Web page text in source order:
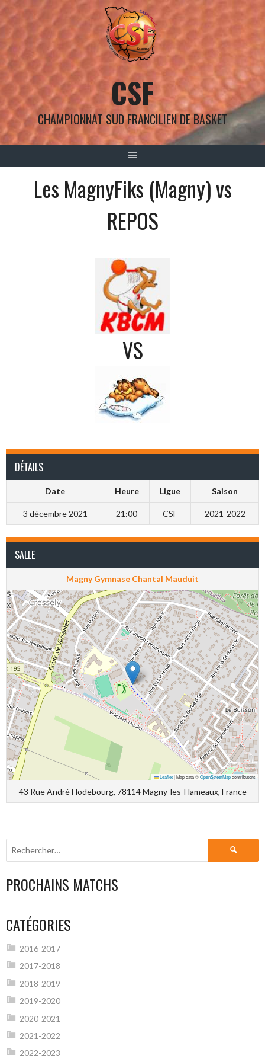
Aller
au
CSF
CHAMPIONNAT SUD FRANCILIEN DE BASKET
Les MagnyFiks (Magny) vs
REPOS
VS
DÉTAILS
Date Heure Ligue Saison
3 décembre 2021 21:00 CSF 2021-2022
SALLE
Magny Gymnase Chantal Mauduit
Leaflet|Map data ©OpenStreetMapcontributors
43 Rue André Hodebourg, 78114 Magny-les-Hameaux, France
Rechercher :
PROCHAINS MATCHS
CATÉGORIES
2016-2017
2017-2018
2018-2019
2019-2020
2020-2021
2021-2022
2022-2023